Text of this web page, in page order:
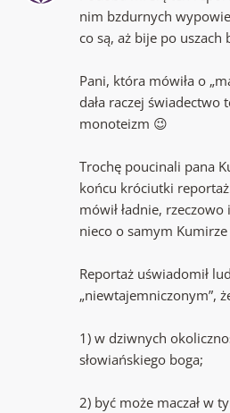
nim bzdurnych
co są, aż bije po
Pani, która mówiła o
dała raczej świadectwo
monoteizm 😉
Trochę poucinali pana
końcu króciutki
mówił ładnie,
nieco o samym
Reportaż uświadomił
„niewtajemniczonym”,
1) w dziwnych
słowiańskiego boga;
2) być może maczał w